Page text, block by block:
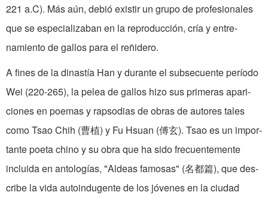
221 a.C). Más aún, debió existir un grupo de profesionales
que se especia­lizaban en la reproducción, cría y entre­
namiento de gallos para el reñidero.
A fines de la dinastía Han y durante el subsecuente período
Wei (220-265), la pelea de gallos hizo sus primeras apari­
ciones en poemas y rapsodias de obras de autores tales
como Tsao Chih (曹植) y Fu Hsuan (傅玄). Tsao es un impor­
tante poeta chino y su obra que ha sido frecuentemente
incluida en antologías, "Aldeas famosas" (名都篇), que des­
cribe la vida autoindugente de los jó­venes en la ciudad